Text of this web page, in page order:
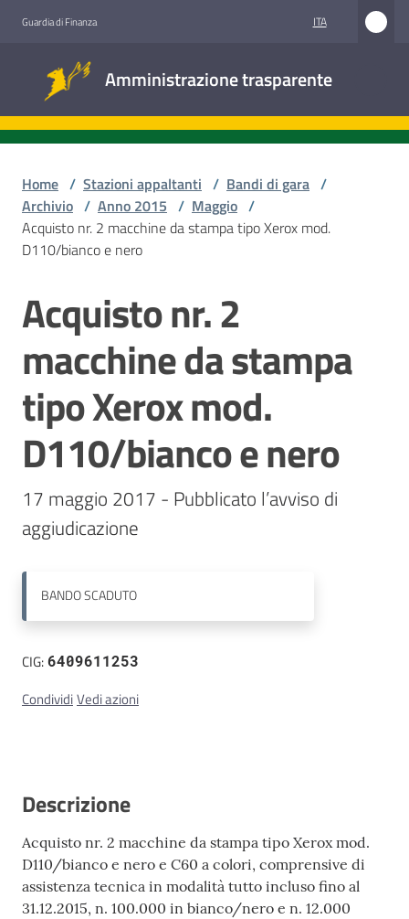
Guardia di Finanza ITA
Amministrazione trasparente
trasparente
Accesso
Stazioni
appaltanti
Contatti
Home / Stazioni appaltanti / Bandi di gara /
Archivio / Anno 2015 / Maggio /
Acquisto nr. 2 macchine da stampa tipo Xerox mod.
D110/bianco e nero
Salta al contenuto
Acquisto nr. 2
macchine da stampa
tipo Xerox mod.
D110/bianco e nero
17 maggio 2017 - Pubblicato l’avviso di
BANDOSCADUTO
CIG:6409611253
CondividiVedi azioni
Descrizione
Acquisto nr. 2 macchine da stampa tipo Xerox mod.
D110/bianco e nero e C60 a colori, comprensive di
assistenza tecnica in modalità tutto incluso fino al
31.12.2015, n. 100.000 in bianco/nero e n. 12.000